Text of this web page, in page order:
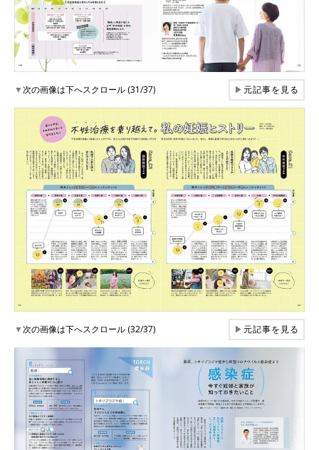
▼次の画像は下へスクロール (31/37) ▶元記事を見る
▼次の画像は下へスクロール (32/37) ▶元記事を見る